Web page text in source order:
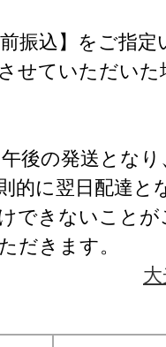
振込】をご指定
せていただいた
後の発送となり
的に翌日配達と
できないこと
だきます。